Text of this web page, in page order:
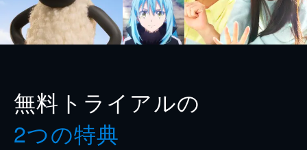
無料トライアルの
2つの特典